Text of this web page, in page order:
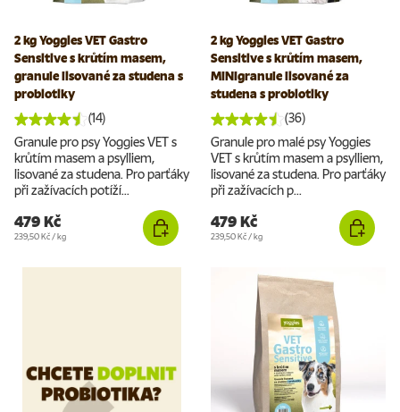
2 kg Yoggies VET Gastro
Sensitive s krůtím masem,
granule lisované za studena s
probiotiky
(14)
Granule pro psy Yoggies VET s
krůtím masem a psylliem,
lisované za studena. Pro parťáky
při zažívacích potíží...
479 Kč
Cena za jednotku
239,50 Kč /kg
2 kg Yoggies VET Gastro
Sensitive s krůtím masem,
MINIgranule lisované za
studena s probiotiky
(36)
Granule pro malé psy Yoggies
VET s krůtím masem a psylliem,
lisované za studena. Pro parťáky
při zažívacích p...
479 Kč
Cena za jednotku
239,50 Kč /kg